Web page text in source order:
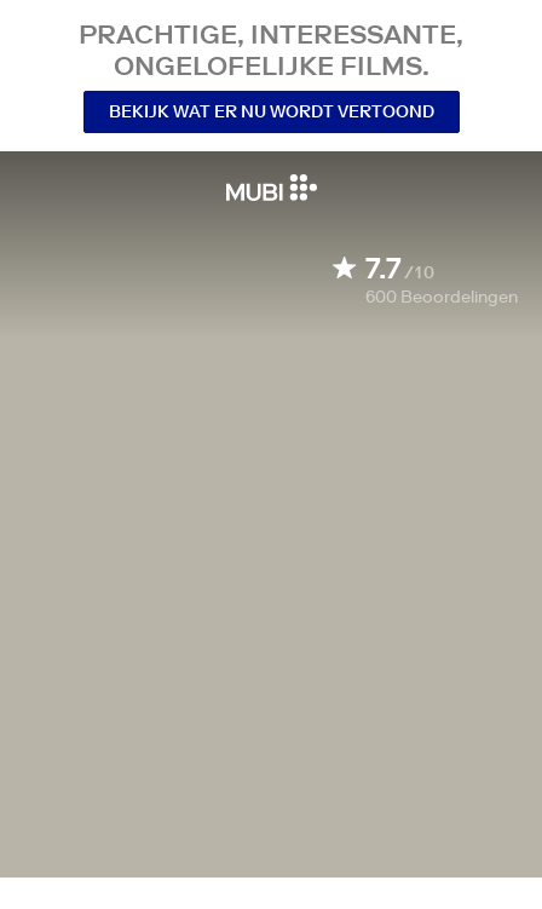
PRACHTIGE, INTERESSANTE,
ONGELOFELIJKE FILMS.
BEKIJK WAT ER NU WORDT VERTOOND
7.7/10
600 Beoordelingen